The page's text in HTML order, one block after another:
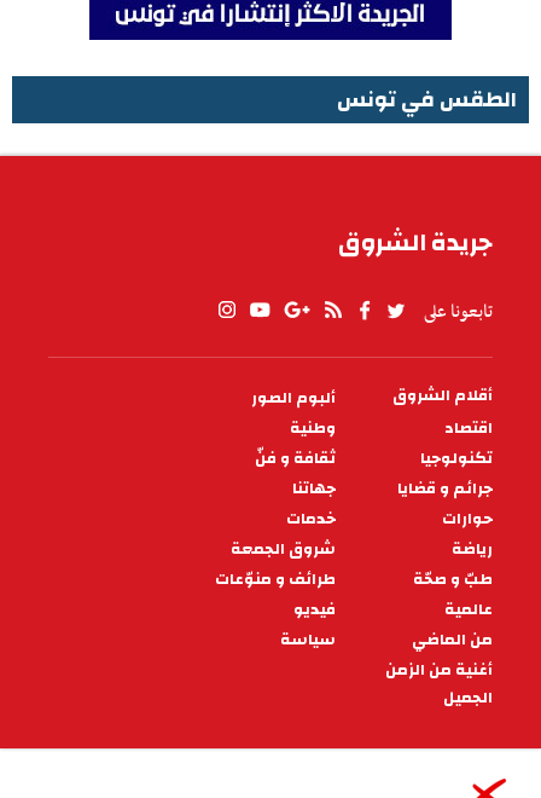
الطقس في تونس
جريدة الشروق
تابعونا على
PIED
DE
PAGE
أقلام الشروق
ألبوم الصور
اقتصاد
وطنية
تكنولوجيا
ثقافة و فنّ
جرائم و قضايا
جهاتنا
حوارات
خدمات
رياضة
شروق الجمعة
طبّ و صحّة
طرائف و منوّعات
عالمية
فيديو
من الماضي
سياسة
أغنية من الزمن
الجميل